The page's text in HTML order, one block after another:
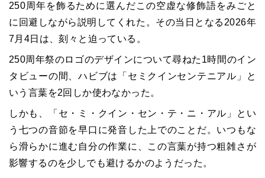
250周年を飾るために選んだこの空虚な修飾語をみごと
に回避しながら説明してくれた。その当日となる2026年
7月4日は、刻々と迫っている。
250周年祭のロゴのデザインについて尋ねた1時間のイン
タビューの間、ハビブは「セミクインセンテニアル」と
いう言葉を2回しか使わなかった。
しかも、「セ・ミ・クイン・セン・テ・ニ・アル」とい
う七つの音節を早口に発音した上でのことだ。いつもな
ら滑らかに進む自分の作業に、この言葉が持つ粗雑さが
影響するのを少しでも避けるかのようだった。